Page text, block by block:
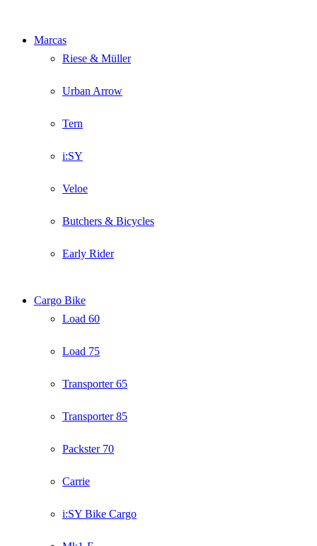
Marcas
Riese & Müller
Urban Arrow
Tern
i:SY
Veloe
Butchers & Bicycles
Early Rider
Cargo Bike
Load 60
Load 75
Transporter 65
Transporter 85
Packster 70
Carrie
i:SY Bike Cargo